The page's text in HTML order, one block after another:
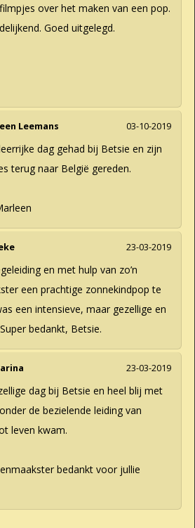
over het maken van een pop.
Goed uitgelegd.
03-10-2019
Leemans
dag gehad bij Betsie en zijn
terug naar België gereden.
23-03-2019
en met hulp van zo’n
een prachtige zonnekindpop te
een intensieve, maar gezellige en
bedankt, Betsie.
23-03-2019
dag bij Betsie en heel blij met
de bezielende leiding van
leven kwam.
bedankt voor jullie